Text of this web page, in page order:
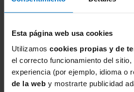
Esta página web usa cookies
Utilizamos cookies propias y de
el correcto funcionamiento del sitio,
experiencia (por ejemplo, idioma o
de la weby mostrarte publicidad